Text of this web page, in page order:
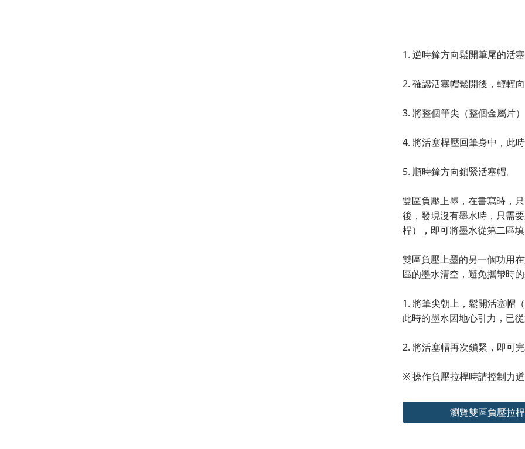
1. 逆時鐘方向鬆開筆尾的活
2. 確認活塞帽鬆開後，輕輕
3. 將整個筆尖（整個金屬片
4. 將活塞桿壓回筆身中，此
5. 順時鐘方向鎖緊活塞帽。
雙區負壓上墨，在書寫時，
後，發現沒有墨水時，只需
桿），即可將墨水從第二區
雙區負壓上墨的另一個功用
區的墨水清空，避免攜帶時
1. 將筆尖朝上，鬆開活塞帽
此時的墨水因地心引力，已
2. 將活塞帽再次鎖緊，即可
※ 操作負壓拉桿時請控制力
瀏覽雙區負壓拉